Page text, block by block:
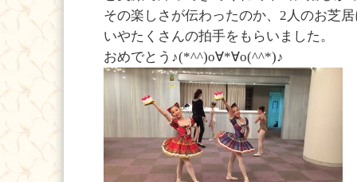
その楽しさが伝わったのか、2人のお芝
いやたくさんの拍手をもらいました。
おめでとう♪(*^^)o∀*∀o(^^*)♪